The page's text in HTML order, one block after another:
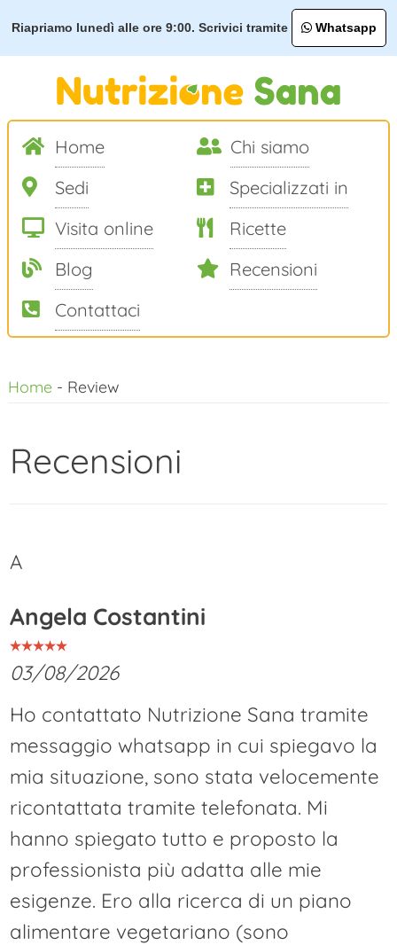
Riapriamo lunedì alle ore 9:00. Scrivici tramite Whatsapp
Home
Chi siamo
Sedi
Specializzati in
Visita online
Ricette
Blog
Recensioni
Contattaci
alHome- Review
Recensioni
A
Angela Costantini
03/08/2026
Ho contattato Nutrizione Sana tramite
messaggio whatsapp in cui spiegavo la
mia situazione, sono stata velocemente
ricontattata tramite telefonata. Mi
hanno spiegato tutto e proposto la
professionista più adatta alle mie
esigenze. Ero alla ricerca di un piano
alimentare vegetariano (sono